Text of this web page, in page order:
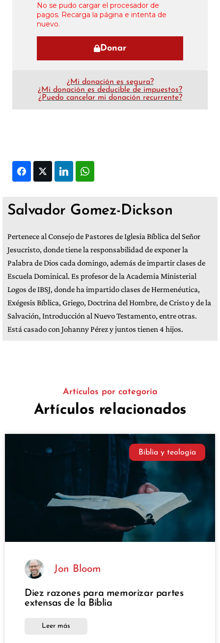
No se pudo cargar el procesador de
pagos. Recarga la página e intenta de
nuevo.
Donar
¿Mi donación es segura?
¿Mi donación es deducible de impuestos?
¿Puedo cancelar mi donación recurrente?
FacebookTwitter LinkedIn
Salvador Gomez-Dickson
Pertenece al Consejo de Pastores de Iglesia Bíblica del Señor
Jesucristo, donde tiene la responsabilidad de exponer la
Palabra de Dios cada domingo, además de impartir clases de
Escuela Dominical. Es profesor de la Academia Ministerial
Logos de IBSJ, donde ha impartido clases de Hermenéutica,
Exégesis Bíblica, Griego, Doctrina del Hombre, de Cristo y de la
Salvación, Introducción al Nuevo Testamento, entre otras.
Está casado con Johanny Pérez y juntos tienen 4 hijos.
Artículos por categoría
Artículos relacionados
Biblia y teología
Jon Bloom
Diez razones para memorizar partes
extensas de la Biblia
Leer más